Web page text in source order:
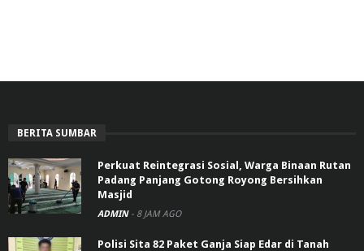
BERITA SUMBAR
Perkuat Reintegrasi Sosial, Warga Binaan Rutan
Padang Panjang Gotong Royong Bersihkan
Masjid
ADMIN - 8 JAM AGO
Polisi Sita 82 Paket Ganja Siap Edar di Tanah